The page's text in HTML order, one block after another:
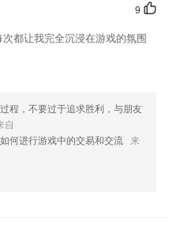
9
都让我完全沉浸在游戏的氛围
程，不要过于追求胜利，与朋友
自
何进行游戏中的交易和交流 来